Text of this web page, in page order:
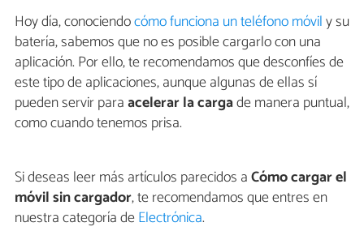
Hoy día, conociendocómo funciona un teléfono móvily su
batería, sabemos que no es posible cargarlo con una
aplicación. Por ello, te recomendamos que desconfíes de
este tipo de aplicaciones, aunque algunas de ellas sí
pueden servir paraacelerar la cargade manera puntual,
como cuando tenemos prisa.
Si deseas leer más artículos parecidos aCómo cargar el
móvil sin cargador, te recomendamos que entres en
nuestra categoría deElectrónica.